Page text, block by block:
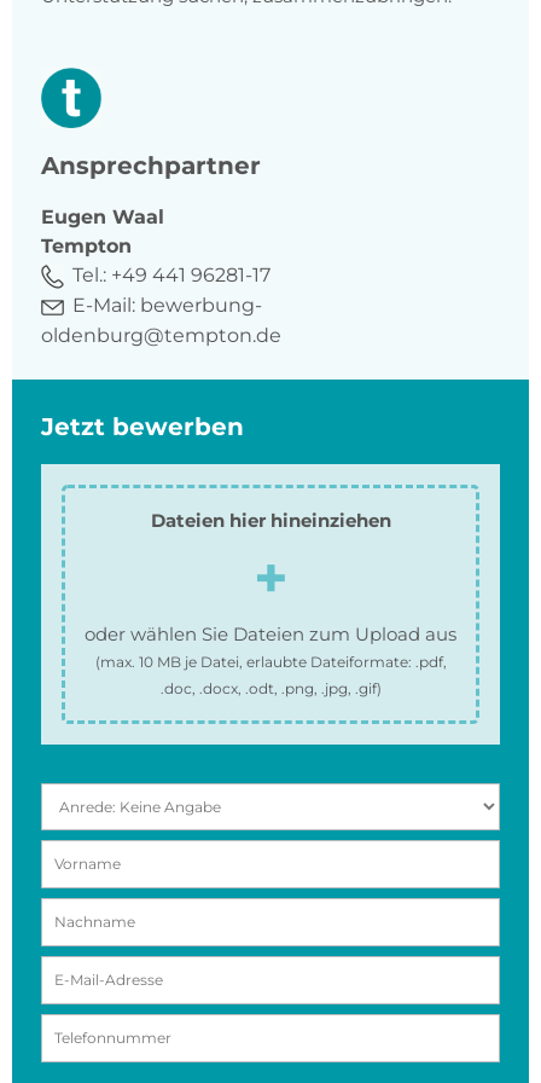
Ansprechpartner
Eugen Waal
Tempton
Tel.: +49 441 96281-17
E-Mail: bewerbung-
oldenburg@tempton.de
Jetzt bewerben
Dateien hier hineinziehen
oder wählen Sie Dateien zum Upload aus
(max. 10 MBje Datei, erlaubte Dateiformate: .pdf,
.doc, .docx, .odt, .png, .jpg, .gif)